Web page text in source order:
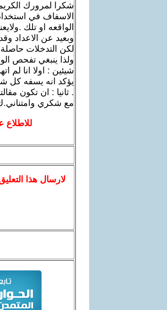
شكرا لمرورك
الاسفاف في
الواقعه او تلك
وبعيد عن الاعداد
لكن التدخلات حاصلة
ولذا ينبغي تفحص
شيئين : اولا انا
يؤكد انه يسفه كل
. ثانيا : ان تكون
مع شكري
للاطلاع
لارسالهذا